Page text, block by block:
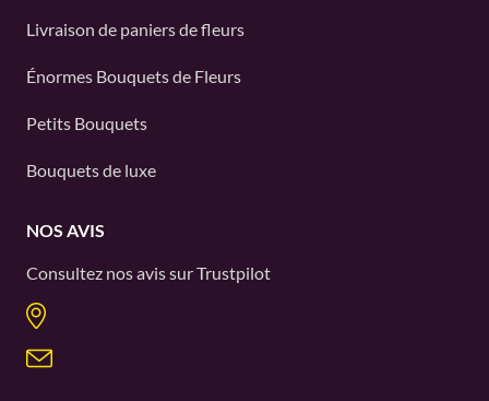
Livraison de paniers de fleurs
Énormes Bouquets de Fleurs
Petits Bouquets
Bouquets de luxe
NOS AVIS
Consultez nos avis surTrustpilot